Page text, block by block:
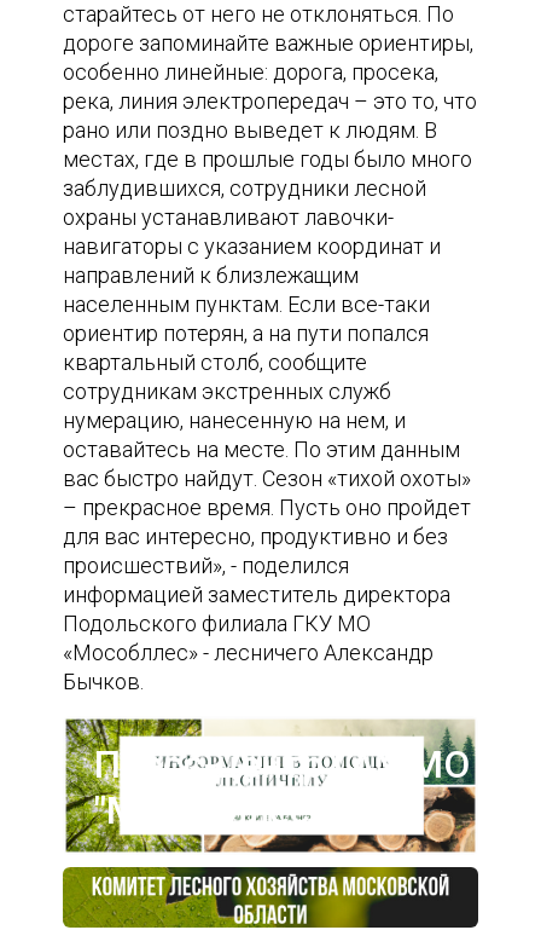
старайтесь от него не отклоняться. По
дороге запоминайте важные ориентиры,
особенно линейные: дорога, просека,
река, линия электропередач – это то, что
рано или поздно выведет к людям. В
местах, где в прошлые годы было много
заблудившихся, сотрудники лесной
охраны устанавливают лавочки-
навигаторы с указанием координат и
направлений к близлежащим
населенным пунктам. Если все-таки
ориентир потерян, а на пути попался
квартальный столб, сообщите
сотрудникам экстренных служб
нумерацию, нанесенную на нем, и
оставайтесь на месте. По этим данным
вас быстро найдут. Сезон «тихой охоты»
– прекрасное время. Пусть оно пройдет
для вас интересно, продуктивно и без
происшествий», - поделился
информацией заместитель директора
Подольского филиала ГКУ МО
«Мособллес» - лесничего Александр
Бычков.
Пресс-центр ГАУ МО
"Мособллес"